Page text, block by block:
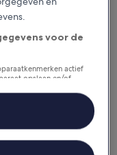
app te
voor de
actief
opslaan en/of
van